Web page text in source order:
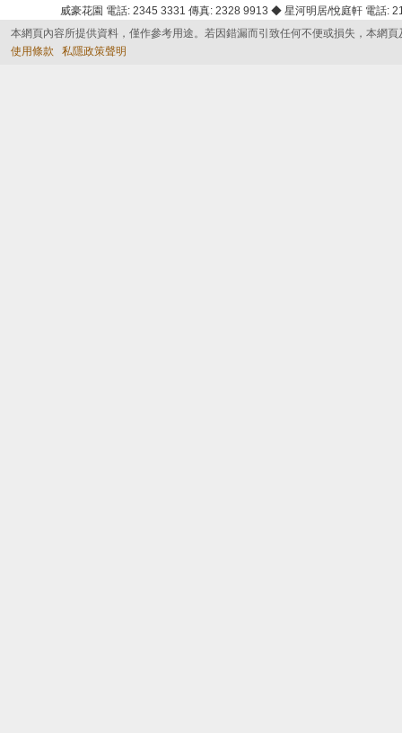
威豪花園 電話: 2345 3331 傳真: 2328 9913 ◆ 星河明居/悅庭軒 電話
本網頁內容所提供資料，僅作參考用途。若因錯漏而引致任何不便或損失，本網
使用條款
私隱政策聲明